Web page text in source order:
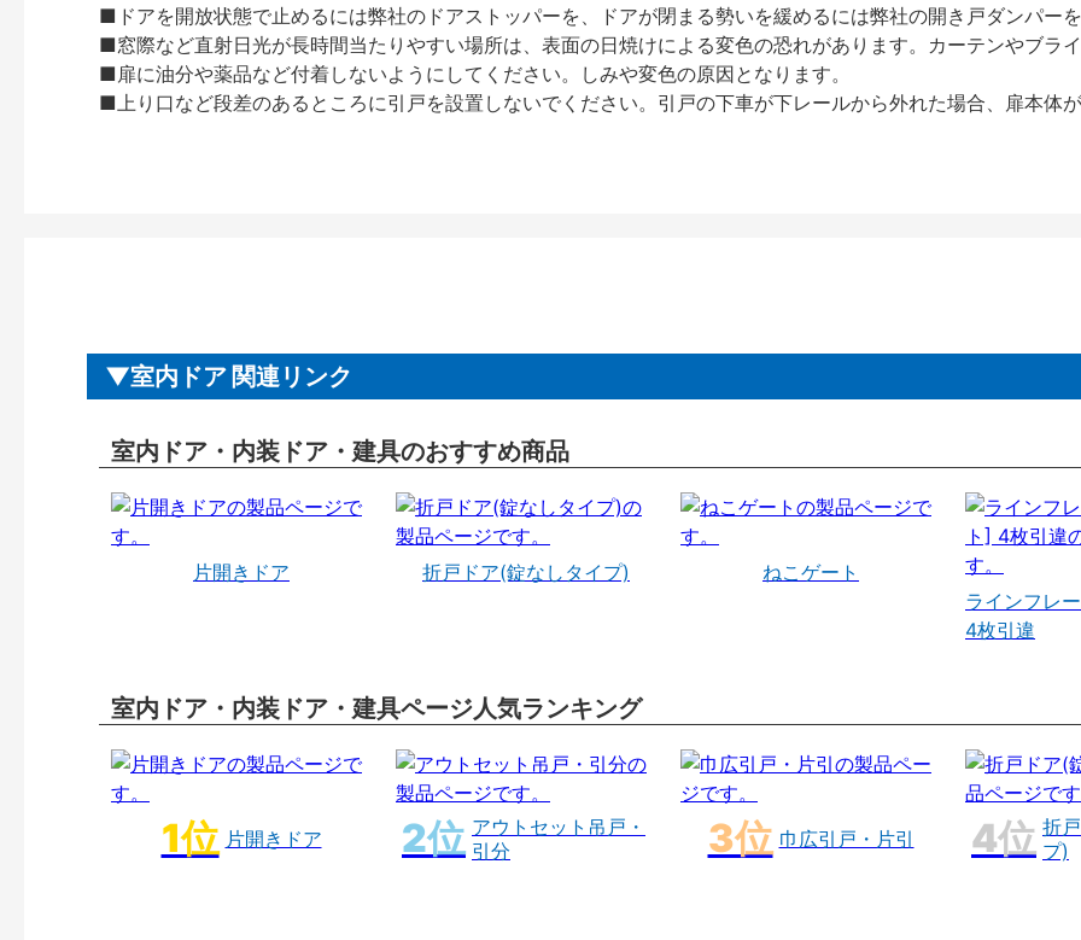
■ドアを開放状態で止めるには弊社のドアストッパーを、ドアが閉まる勢いを緩めるには弊社の開き戸ダンパー
■窓際など直射日光が長時間当たりやすい場所は、表面の日焼けによる変色の恐れがあります。カーテンやブラ
■扉に油分や薬品など付着しないようにしてください。しみや変色の原因となります。
■上り口など段差のあるところに引戸を設置しないでください。引戸の下車が下レールから外れた場合、扉本体
室内ドア 関連リンク
室内ドア・内装ドア・建具のおすすめ商品
片開きドア 折戸ドア(錠なしタイプ)
ねこゲート
ラインフレ
4枚引違
室内ドア・内装ドア・建具ページ人気ランキング
片開きドア
アウトセット吊戸・
引分
巾広引戸・片引
折
プ)